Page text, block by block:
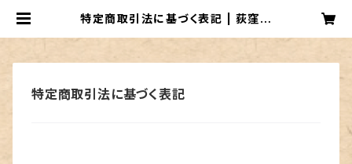
特定商取引法に基づく表記 | 荻窪中
特定商取引法に基づく表記